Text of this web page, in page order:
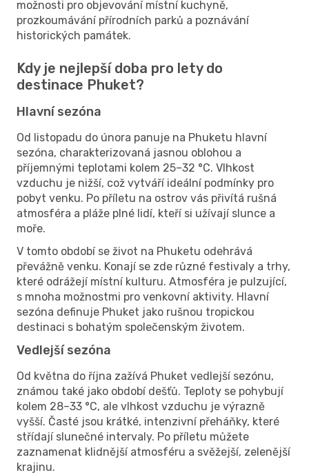
možnosti pro objevování místní kuchyně,
prozkoumávání přírodních parků a poznávání
historických památek.
Kdy je nejlepší doba pro lety do
destinace Phuket?
Hlavní sezóna
Od listopadu do února panuje na Phuketu hlavní
sezóna, charakterizovaná jasnou oblohou a
příjemnými teplotami kolem 25–32 °C. Vlhkost
vzduchu je nižší, což vytváří ideální podmínky pro
pobyt venku. Po příletu na ostrov vás přivítá rušná
atmosféra a pláže plné lidí, kteří si užívají slunce a
moře.
V tomto období se život na Phuketu odehrává
převážně venku. Konají se zde různé festivaly a trhy,
které odrážejí místní kulturu. Atmosféra je pulzující,
s mnoha možnostmi pro venkovní aktivity. Hlavní
sezóna definuje Phuket jako rušnou tropickou
destinaci s bohatým společenským životem.
Vedlejší sezóna
Od května do října zažívá Phuket vedlejší sezónu,
známou také jako období dešťů. Teploty se pohybují
kolem 28–33 °C, ale vlhkost vzduchu je výrazně
vyšší. Časté jsou krátké, intenzivní přeháňky, které
střídají slunečné intervaly. Po příletu můžete
zaznamenat klidnější atmosféru a svěžejší, zelenější
krajinu.